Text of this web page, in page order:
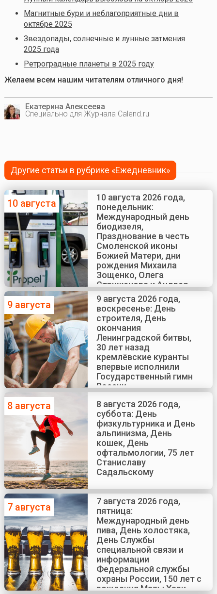
Магнитные бури и неблагоприятные дни в
октябре 2025
Звездопады, солнечные и лунные затмения
2025 года
Ретроградные планеты в 2025 году
Желаем всем нашим читателям отличного дня!
Екатерина Алексеева
Специально для Журнала Calend.ru
Другие статьи в рубрике «Ежедневник»
10 августа
10 августа 2026 года,
понедельник:
Международный день
биодизеля,
Празднование в честь
Смоленской иконы
Божией Матери, дни
рождения Михаила
Зощенко, Олега
Стриженова и Андрея
Краско
9 августа
9 августа 2026 года,
воскресенье: День
строителя, День
окончания
Ленинградской битвы,
30 лет назад
кремлёвские куранты
впервые исполнили
Государственный гимн
России
8 августа
8 августа 2026 года,
суббота: День
физкультурника и День
альпинизма, День
кошек, День
офтальмологии, 75 лет
Станиславу
Садальскому
7 августа
7 августа 2026 года,
пятница:
Международный день
пива, День холостяка,
День Службы
специальной связи и
информации
Федеральной службы
охраны России, 150 лет с
рождения Маты Хари